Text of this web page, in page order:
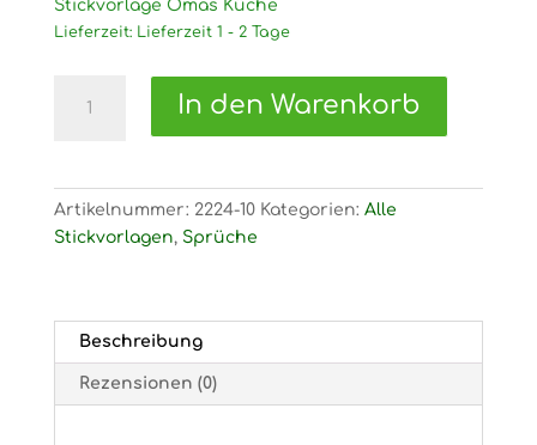
Stickvorlage Omas Küche
Lieferzeit: Lieferzeit 1 - 2 Tage
Stickvorlage
In den Warenkorb
Artikelnummer: 2224-10 Kategorien: Alle
Stickvorlagen, Sprüche
Beschreibung
Rezensionen (0)